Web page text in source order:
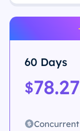
60 Days
$78.27
Concurrent